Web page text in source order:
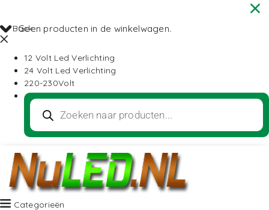
Geen producten in de winkelwagen.
Back
12 Volt Led Verlichting
24 Volt Led Verlichting
220-230Volt
Categorieën